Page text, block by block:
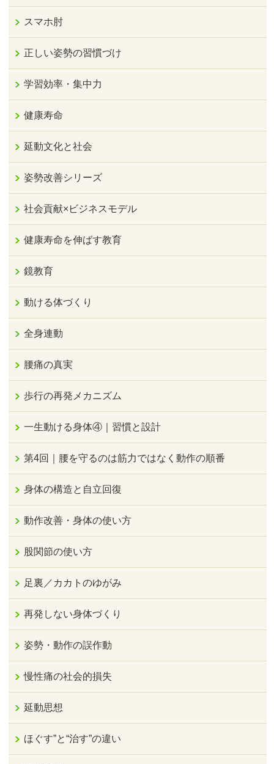
スマホ肘
正しい姿勢の習慣づけ
学習効率・集中力
健康寿命
延動文化と社会
姿勢改善シリーズ
社会貢献×ビジネスモデル
健康寿命を伸ばす教育
鏡教育
動ける体づくり
全身連動
腰痛の真実
歩行の再発メカニズム
一生動ける身体④｜習慣と設計
第4回｜腰を守るのは筋力ではなく動作の順番
身体の構造と自立回復
動作改善・身体の使い方
股関節の使い方
足裏／カカトのゆがみ
再発しない身体づくり
姿勢・動作の誤作動
慢性痛の社会的損失
延動思想
ほぐす”と“治す”の違い